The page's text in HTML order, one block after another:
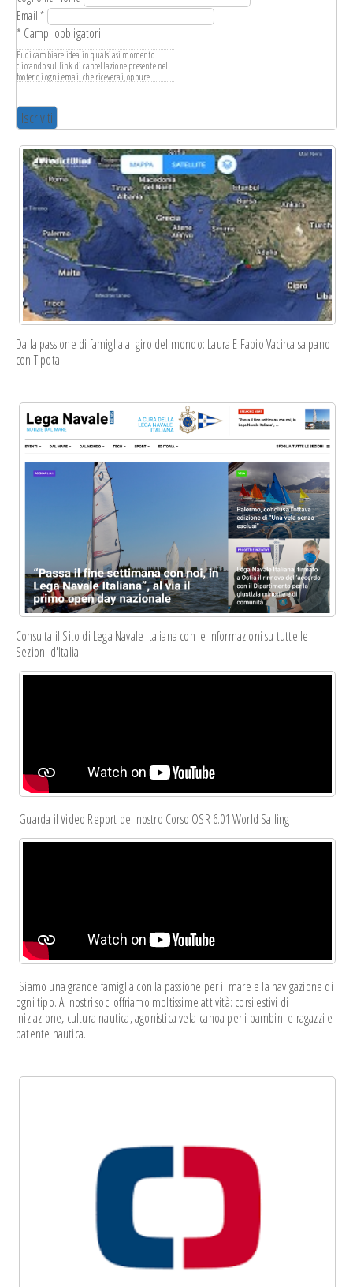
Email*
* Campi obbligatori
Puoi cambiare idea in qualsiasi momento
cliccando sul link di cancellazione presente nel
footer di ogni email che riceverai, oppure
sulle nostre pratiche di privacy ti invitiamo a
visitare il nostro sito web. Cliccando su
"iscriviti", accetti l'elaborazione dei tuoi dati in
conformità con questi termini.
Usiamo Mailchimp come piattaforma di
marketing. Cliccando su "iscriviti", accetti che i
tuoi dati vengano trasferite a Mailchimp per
l'elaborazione. Scopri di più sulle pratiche di
privacy di Mailchimpqui.
Dalla passione di famiglia al giro del mondo: Laura E Fabio Vacirca salpano
con Tipota
Consulta il Sito di Lega Navale Italiana con le informazioni su tutte le
Sezioni d'Italia
Guarda il Video Report del nostro Corso OSR 6.01 World Sailing
Siamo una grande famiglia con la passione per il mare e la navigazione di
ogni tipo. Ai nostri soci offriamo moltissime attività: corsi estivi di
iniziazione, cultura nautica, agonistica vela-canoa per i bambini e ragazzi e
patente nautica.